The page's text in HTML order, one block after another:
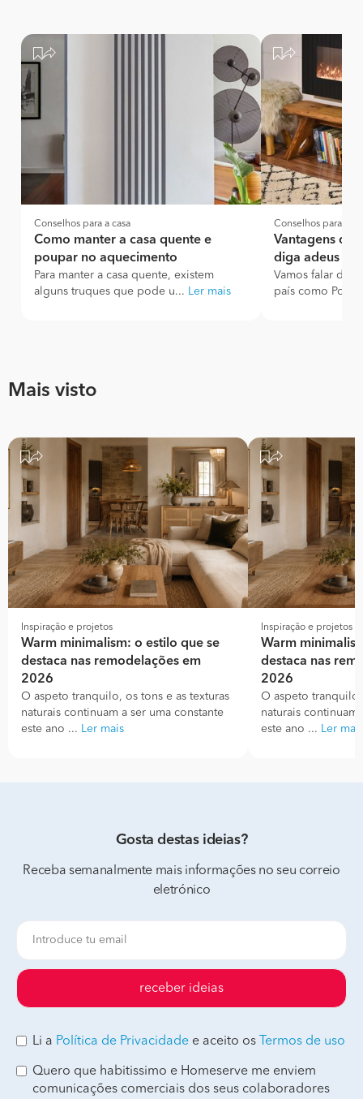
Conselhos para a casa
Como manter a casa quente e
poupar no aquecimento
Para manter a casa quente, existem
alguns truques que pode u... Ler mais
Conselhos para a
Vantagens do
diga adeus ao
Vamos falar de
país como
Mais visto
Inspiração e projetos
Warm minimalism: o estilo que se
destaca nas remodelações em
2026
O aspeto tranquilo, os tons e as texturas
naturais continuam a ser uma constante
este ano ... Ler mais
Inspiração e projetos
Warm
destaca nas
2026
O aspeto
naturais continuam
este ano ... Ler mais
Gosta destas ideias?
Receba semanalmente mais informações no seu correio
eletrónico
receber ideias
Li a Política de Privacidade e aceito os Termos de uso
Quero que habitissimo e Homeserve me enviem
comunicações comerciais dos seus colaboradores